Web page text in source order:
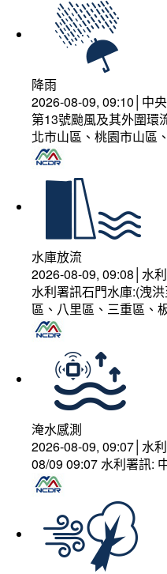
降雨
2026-08-09, 09:10│中
第13號颱風及其外圍環
北市山區、桃園市山區
水庫放流
2026-08-09, 09:08│水
水利署訊石門水庫:(洩
區、八里區、三重區、
淹水感測
2026-08-09, 09:07│水
08/09 09:07 水利署訊: